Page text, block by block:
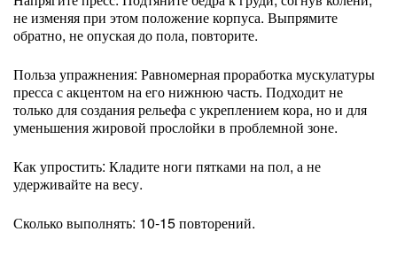
не изменяя при этом положение корпуса. Выпрямите
обратно, не опуская до пола, повторите.
Польза упражнения: Равномерная проработка мускулатуры
пресса с акцентом на его нижнюю часть. Подходит не
только для создания рельефа с укреплением кора, но и для
уменьшения жировой прослойки в проблемной зоне.
Как упростить: Кладите ноги пятками на пол, а не
удерживайте на весу.
Сколько выполнять: 10-15 повторений.